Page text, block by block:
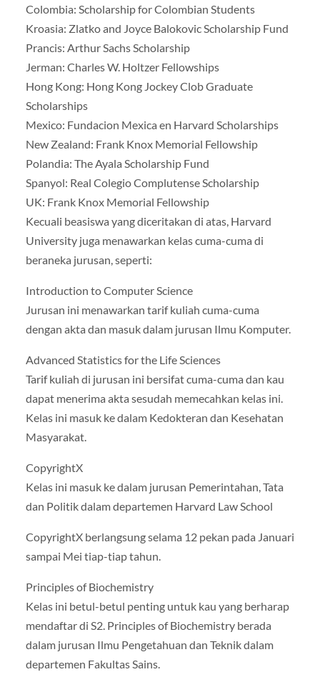
Colombia: Scholarship for Colombian Students
Kroasia: Zlatko and Joyce Balokovic Scholarship Fund
Prancis: Arthur Sachs Scholarship
Jerman: Charles W. Holtzer Fellowships
Hong Kong: Hong Kong Jockey Clob Graduate
Scholarships
Mexico: Fundacion Mexica en Harvard Scholarships
New Zealand: Frank Knox Memorial Fellowship
Polandia: The Ayala Scholarship Fund
Spanyol: Real Colegio Complutense Scholarship
UK: Frank Knox Memorial Fellowship
Kecuali beasiswa yang diceritakan di atas, Harvard
University juga menawarkan kelas cuma-cuma di
beraneka jurusan, seperti:
Introduction to Computer Science
Jurusan ini menawarkan tarif kuliah cuma-cuma
dengan akta dan masuk dalam jurusan Ilmu Komputer.
Advanced Statistics for the Life Sciences
Tarif kuliah di jurusan ini bersifat cuma-cuma dan kau
dapat menerima akta sesudah memecahkan kelas ini.
Kelas ini masuk ke dalam Kedokteran dan Kesehatan
Masyarakat.
CopyrightX
Kelas ini masuk ke dalam jurusan Pemerintahan, Tata
dan Politik dalam departemen Harvard Law School
CopyrightX berlangsung selama 12 pekan pada Januari
sampai Mei tiap-tiap tahun.
Principles of Biochemistry
Kelas ini betul-betul penting untuk kau yang berharap
mendaftar di S2. Principles of Biochemistry berada
dalam jurusan Ilmu Pengetahuan dan Teknik dalam
departemen Fakultas Sains.